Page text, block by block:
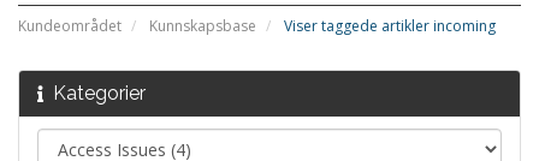
Kundeområdet Kunnskapsbase Viser taggede artikler incoming
Kategorier